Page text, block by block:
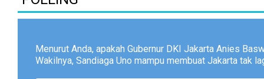
Menurut Anda, apakah Gubernur DKI Jakarta Anies
Wakilnya, Sandiaga Uno mampu membuat Jakarta tak